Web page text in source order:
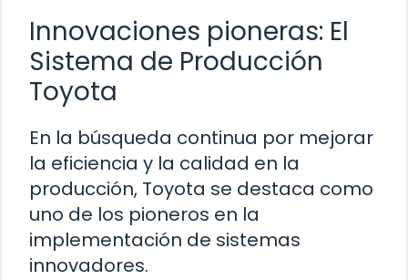
Innovaciones pioneras: El
Sistema de Producción
Toyota
En la búsqueda continua por mejorar
la eficiencia y la calidad en la
producción, Toyota se destaca como
uno de los pioneros en la
implementación de sistemas
innovadores.